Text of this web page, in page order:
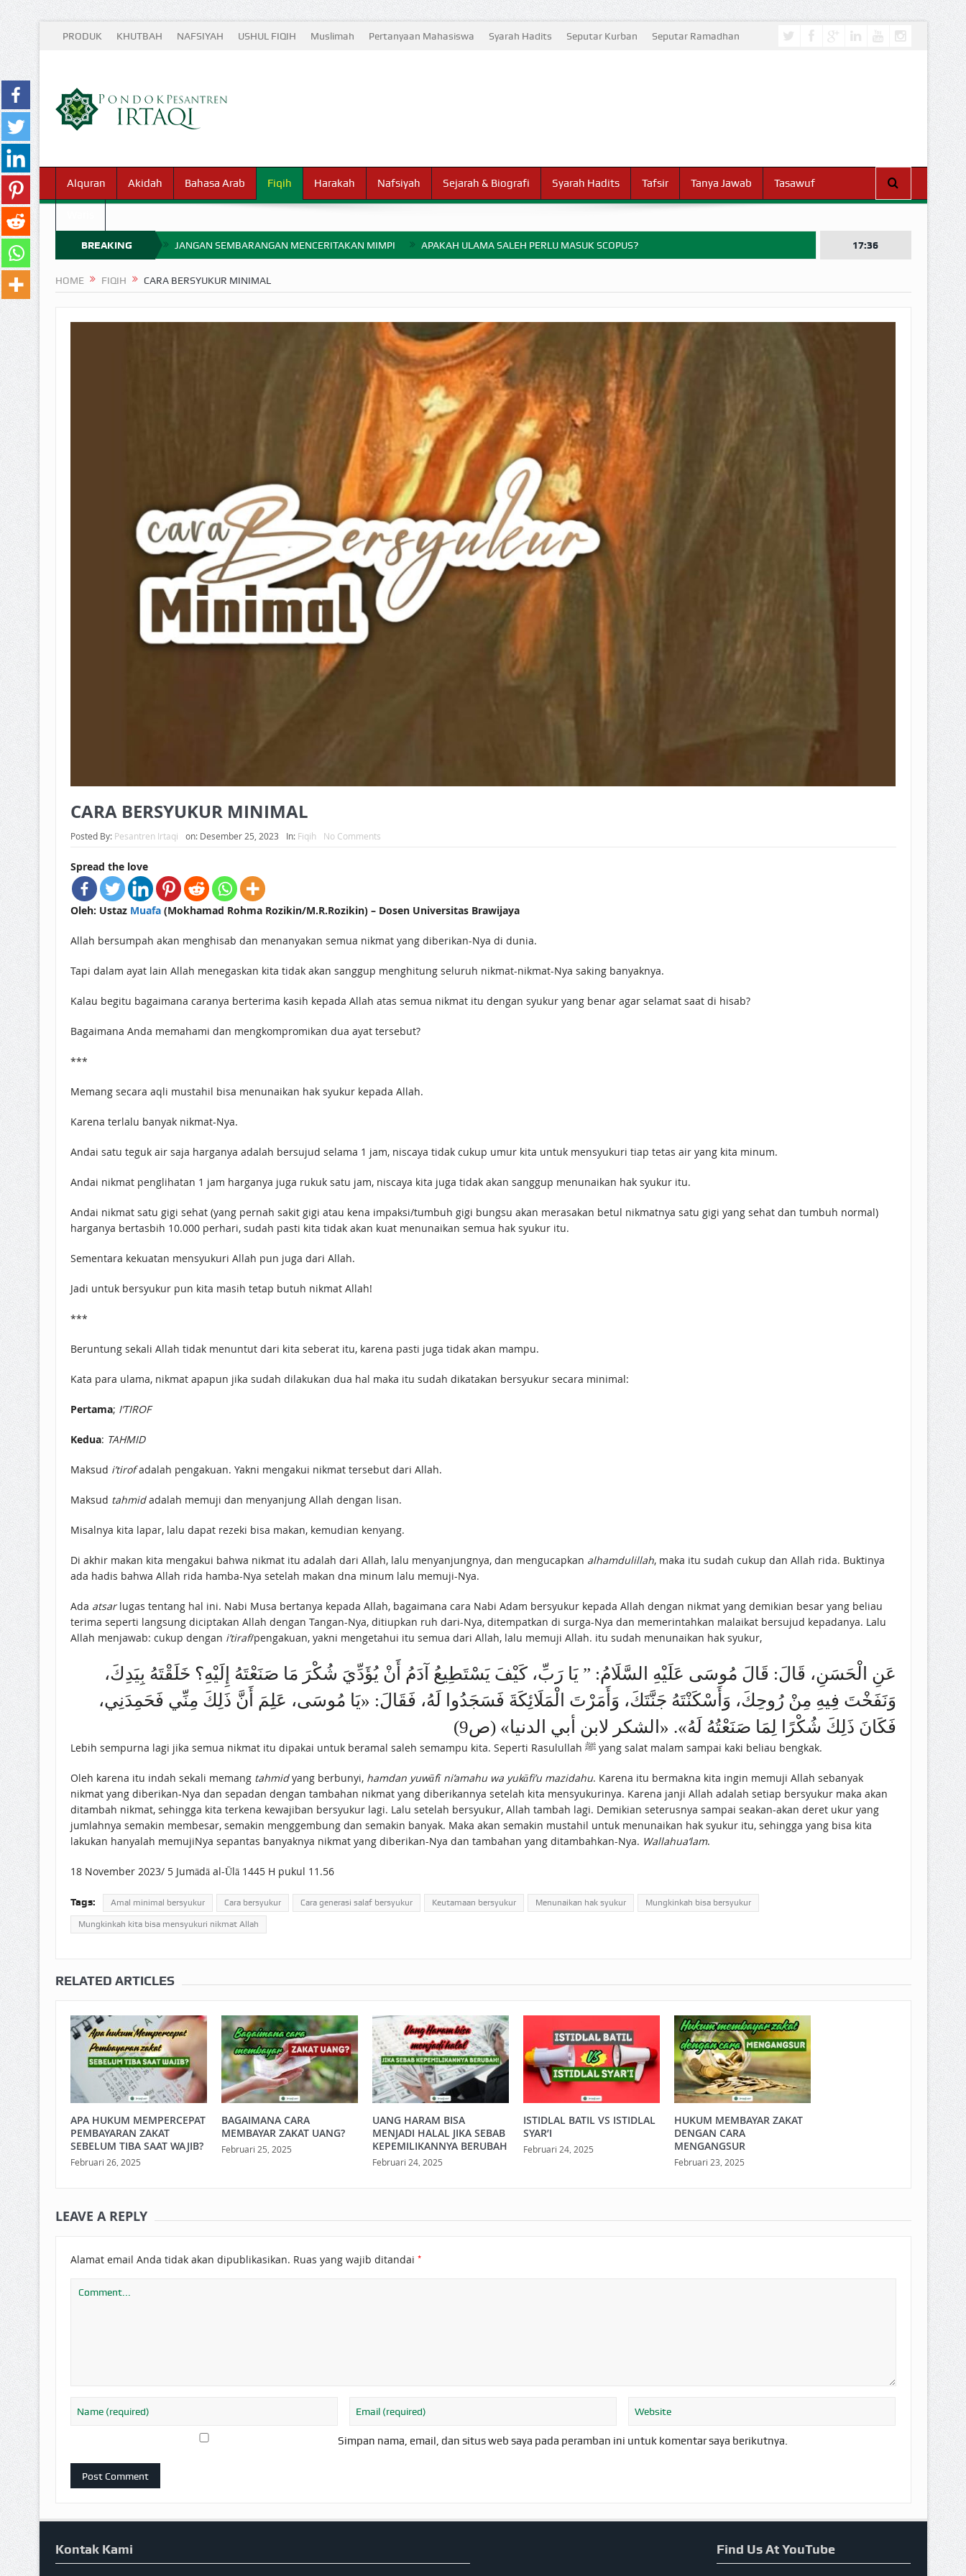
PRODUK KHUTBAH NAFSIYAH USHUL FIQIH Muslimah Pertanyaan Mahasiswa Syarah Hadits Seputar Kurban Seputar Ramadhan
Alquran Akidah Bahasa Arab Fiqih Harakah Nafsiyah Sejarah & Biografi Syarah Hadits Tafsir Tanya Jawab Tasawuf
BREAKING
NEWS
JANGAN SEMBARANGAN MENCERITAKAN MIMPI APAKAH ULAMA SALEH PERLU MASUK SCOPUS?
BAGAIMANA CARA MEMBAYAR ZAKAT UANG? UANG HARAM BISA MENJADI HALAL JIKA SEBAB KEPEMILIKANNYA BERUBAH
BAHASA CINTA KARENA ALLAH HUKUM MEMBAYAR ZAKAT DENGAN CARA MENGANGSUR
HUKUM MEMBAYAR ZAKAT KEPADA KERABAT SENDIRI
17:36
HOME FIQIH CARA BERSYUKUR MINIMAL
CARA BERSYUKUR MINIMAL
Posted By: Pesantren Irtaqi on: Desember 25, 2023 In: Fiqih No Comments
Spread the love
Oleh: Ustaz Muafa(Mokhamad Rohma Rozikin/M.R.Rozikin) – Dosen Universitas Brawijaya
Allah bersumpah akan menghisab dan menanyakan semua nikmat yang diberikan-Nya di dunia.
Tapi dalam ayat lain Allah menegaskan kita tidak akan sanggup menghitung seluruh nikmat-nikmat-Nya saking banyaknya.
Kalau begitu bagaimana caranya berterima kasih kepada Allah atas semua nikmat itu dengan syukur yang benar agar selamat saat di hisab?
Bagaimana Anda memahami dan mengkompromikan dua ayat tersebut?
***
Memang secara aqli mustahil bisa menunaikan hak syukur kepada Allah.
Karena terlalu banyak nikmat-Nya.
Andai satu teguk air saja harganya adalah bersujud selama 1 jam, niscaya tidak cukup umur kita untuk mensyukuri tiap tetas air yang kita minum.
Andai nikmat penglihatan 1 jam harganya juga rukuk satu jam, niscaya kita juga tidak akan sanggup menunaikan hak syukur itu.
Andai nikmat satu gigi sehat (yang pernah sakit gigi atau kena impaksi/tumbuh gigi bungsu akan merasakan betul nikmatnya satu gigi yang sehat dan tumbuh normal)
harganya bertasbih 10.000 perhari, sudah pasti kita tidak akan kuat menunaikan semua hak syukur itu.
Sementara kekuatan mensyukuri Allah pun juga dari Allah.
Jadi untuk bersyukur pun kita masih tetap butuh nikmat Allah!
***
Beruntung sekali Allah tidak menuntut dari kita seberat itu, karena pasti juga tidak akan mampu.
Kata para ulama, nikmat apapun jika sudah dilakukan dua hal maka itu sudah dikatakan bersyukur secara minimal:
Pertama; I’TIROF
Kedua: TAHMID
Maksud i’tirofadalah pengakuan. Yakni mengakui nikmat tersebut dari Allah.
Maksud tahmidadalah memuji dan menyanjung Allah dengan lisan.
Misalnya kita lapar, lalu dapat rezeki bisa makan, kemudian kenyang.
Di akhir makan kita mengakui bahwa nikmat itu adalah dari Allah, lalu menyanjungnya, dan mengucapkan alhamdulillah, maka itu sudah cukup dan Allah rida. Buktinya
ada hadis bahwa Allah rida hamba-Nya setelah makan dna minum lalu memuji-Nya.
Ada atsarlugas tentang hal ini. Nabi Musa bertanya kepada Allah, bagaimana cara Nabi Adam bersyukur kepada Allah dengan nikmat yang demikian besar yang beliau
terima seperti langsung diciptakan Allah dengan Tangan-Nya, ditiupkan ruh dari-Nya, ditempatkan di surga-Nya dan memerintahkan malaikat bersujud kepadanya. Lalu
Allah menjawab: cukup dengan i’tiraf/pengakuan, yakni mengetahui itu semua dari Allah, lalu memuji Allah. itu sudah menunaikan hak syukur,
عَنِ الْحَسَنِ، قَالَ: قَالَ مُوسَى عَلَيْهِ السَّلَامُ: ” يَا رَبِّ،‌‌ كَيْفَ يَسْتَطِيعُ آدَمُ أَنْ يُؤَدِّيَ شُكْرَ مَا صَنَعْتَهُ إِلَيْهِ؟ خَلَقْتَهُ بِيَدِكَ،
‌وَنَفَخْتَ ‌فِيهِ ‌مِنْ ‌رُوحِكَ، وَأَسْكَنْتَهُ جَنَّتَكَ، وَأَمَرْتَ الْمَلَائِكَةَ فَسَجَدُوا لَهُ، فَقَالَ: «يَا مُوسَى، عَلِمَ أَنَّ ذَلِكَ مِنِّي فَحَمِدَنِي،
فَكَانَ ذَلِكَ شُكْرًا لِمَا صَنَعْتُهُ لَهُ». «الشكر لابن أبي الدنيا» (ص9)
Lebih sempurna lagi jika semua nikmat itu dipakai untuk beramal saleh semampu kita. Seperti Rasulullah ﷺ yang salat malam sampai kaki beliau bengkak.
Oleh karena itu indah sekali memang tahmidyang berbunyi, hamdan yuwāfī ni’amahu wa yukāfi’u mazidahu. Karena itu bermakna kita ingin memuji Allah sebanyak
nikmat yang diberikan-Nya dan sepadan dengan tambahan nikmat yang diberikannya setelah kita mensyukurinya. Karena janji Allah adalah setiap bersyukur maka akan
ditambah nikmat, sehingga kita terkena kewajiban bersyukur lagi. Lalu setelah bersyukur, Allah tambah lagi. Demikian seterusnya sampai seakan-akan deret ukur yang
jumlahnya semakin membesar, semakin menggembung dan semakin banyak. Maka akan semakin mustahil untuk menunaikan hak syukur itu, sehingga yang bisa kita
lakukan hanyalah memujiNya sepantas banyaknya nikmat yang diberikan-Nya dan tambahan yang ditambahkan-Nya. Wallahua‘lam.
18 November 2023/ 5 Jumādā al-Ūlā 1445 H pukul 11.56
Tags: Amal minimal bersyukur Cara bersyukur Cara generasi salaf bersyukur Keutamaan bersyukur Menunaikan hak syukur Mungkinkah bisa bersyukur
Mungkinkah kita bisa mensyukuri nikmat Allah
RELATED ARTICLES
APA HUKUM MEMPERCEPAT
PEMBAYARAN ZAKAT
SEBELUM TIBA SAAT WAJIB?
Februari 26, 2025
BAGAIMANA CARA
MEMBAYAR ZAKAT UANG?
Februari 25, 2025
UANG HARAM BISA
MENJADI HALAL JIKA SEBAB
KEPEMILIKANNYA BERUBAH
Februari 24, 2025
ISTIDLAL BATIL VS ISTIDLAL
SYAR’I
Februari 24, 2025
HUKUM MEMBAYAR ZAKAT
DENGAN CARA
MENGANGSUR
Februari 23, 2025
LEAVE A REPLY
Alamat email Anda tidak akan dipublikasikan. Ruas yang wajib ditandai *
Simpan nama, email, dan situs web saya pada peramban ini untuk komentar saya berikutnya.
Kontak Kami Find Us At YouTube